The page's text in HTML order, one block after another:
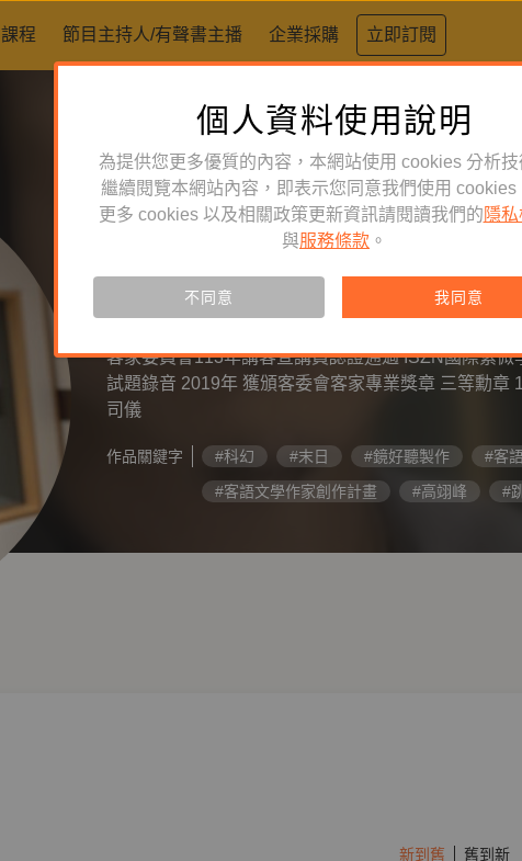
課程 節目主持人/有聲書主播 企業採購 立即訂閱
黃紹彬
客家委員會113年講客宣講員認證通過 ISZN國際紫
試題錄音 2019年 獲頒客委會客家專業獎章 三等勳章 106、101、99年全國客家會議 大會
司儀
作品關鍵字 #科幻 #末日 #鏡好聽製作 #客
#客語文學作家創作計畫
#高翊峰 #
新到舊 舊到新
個人資料使用說明
為提供您更多優質的內容，本網站使用 cookies 分析技
繼續閱覽本網站內容，即表示您同意我們使用 cookies
更多 cookies 以及相關政策更新資訊請閱讀我們的 隱
與服務條款 。
不同意 我同意